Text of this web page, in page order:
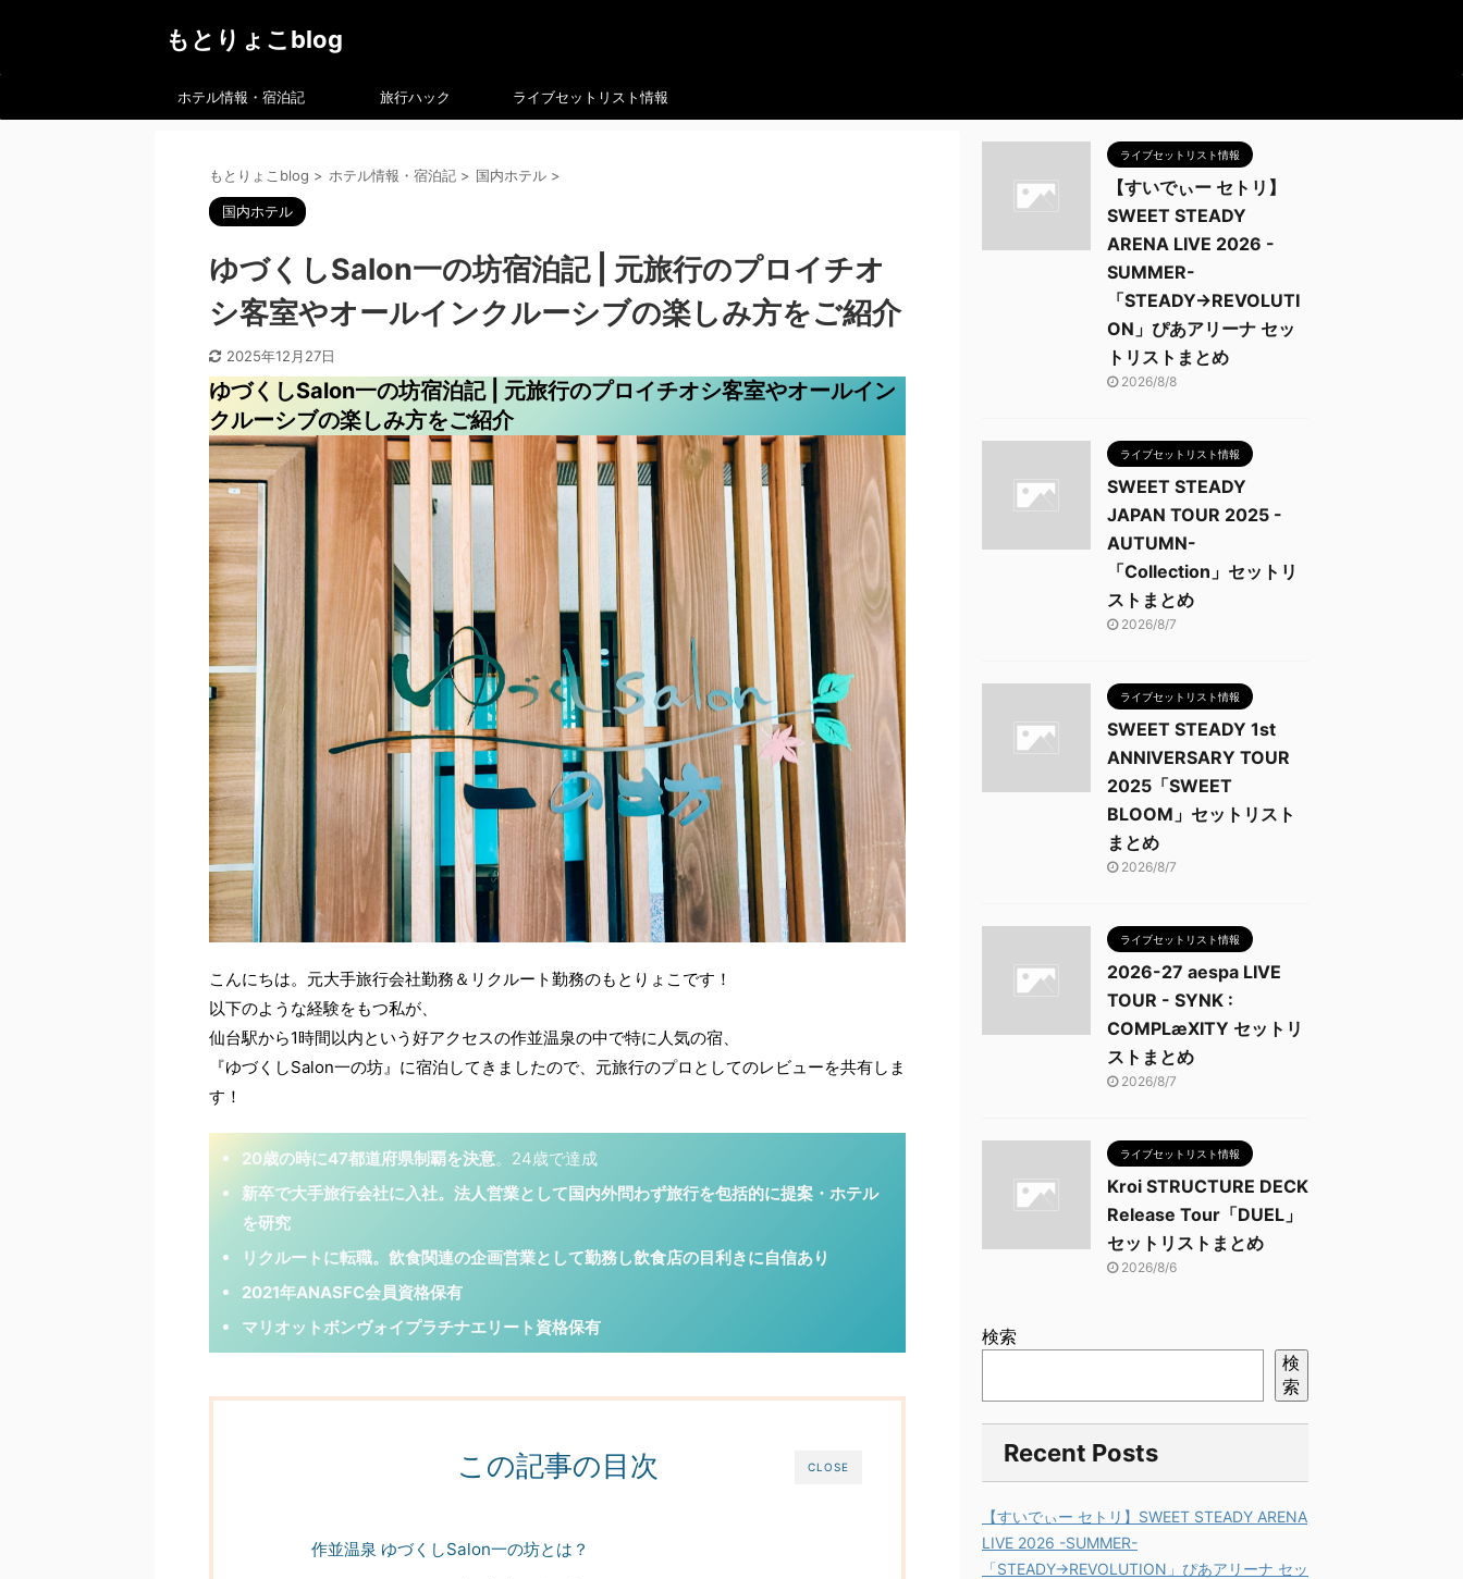
もとりょこblog
ホテル情報・宿泊記 旅行ハック ライブセットリスト情報
もとりょこblog > ホテル情報・宿泊記 > 国内ホテル >
国内ホテル
ゆづくしSalon一の坊宿泊記 | 元旅行のプロイチオ
シ客室やオールインクルーシブの楽しみ方をご紹介
2025年12月27日
ゆづくしSalon一の坊宿泊記 | 元旅行のプロイチオシ客室やオールイン
クルーシブの楽しみ方をご紹介
こんにちは。元大手旅行会社勤務＆リクルート勤務のもとりょこです！
以下のような経験をもつ私が、
仙台駅から1時間以内という好アクセスの作並温泉の中で特に人気の宿、
『ゆづくしSalon一の坊』に宿泊してきましたので、元旅行のプロとしてのレビューを共有しま
す！
20歳の時に47都道府県制覇を決意。24歳で達成
新卒で大手旅行会社に入社。法人営業として国内外問わず旅行を包括的に提案・ホテル
を研究
リクルートに転職。飲食関連の企画営業として勤務し飲食店の目利きに自信あり
2021年ANASFC会員資格保有
マリオットボンヴォイプラチナエリート資格保有
CLOSE
この記事の目次
作並温泉 ゆづくしSalon一の坊とは？
ライブセットリスト情報
【すいでぃー セトリ】
SWEET STEADY
ARENA LIVE 2026 -
SUMMER-
「STEADY→REVOLUTI
ON」ぴあアリーナ セッ
トリストまとめ
2026/8/8
ライブセットリスト情報
SWEET STEADY
JAPAN TOUR 2025 -
AUTUMN-
「Collection」セットリ
ストまとめ
2026/8/7
ライブセットリスト情報
SWEET STEADY 1st
ANNIVERSARY TOUR
2025「SWEET
BLOOM」セットリスト
まとめ
2026/8/7
ライブセットリスト情報
2026-27 aespa LIVE
TOUR - SYNK :
COMPLæXITY セットリ
ストまとめ
2026/8/7
ライブセットリスト情報
Kroi STRUCTURE DECK
Release Tour「DUEL」
セットリストまとめ
2026/8/6
検索
検
索
Recent Posts
【すいでぃー セトリ】SWEET STEADY ARENA
LIVE 2026 -SUMMER-
「STEADY→REVOLUTION」ぴあアリーナ セッ